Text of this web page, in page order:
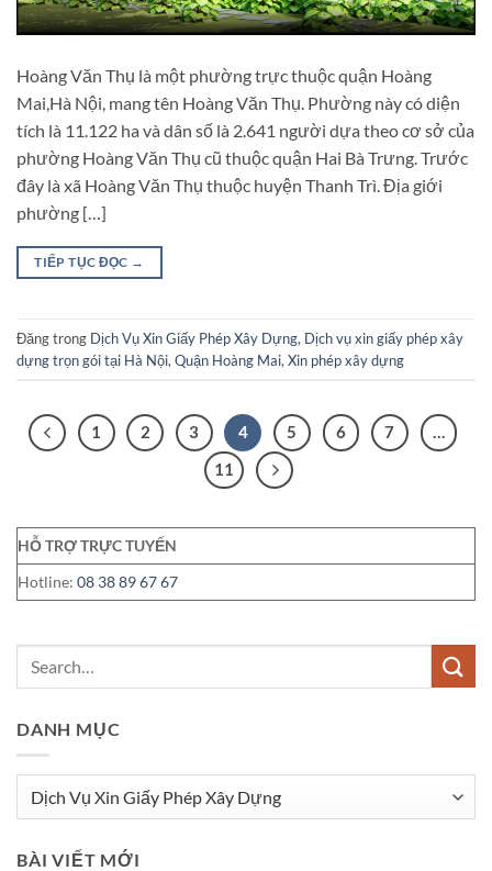
Hoàng Văn Thụ là một phường trực thuộc quận Hoàng
Mai,Hà Nội, mang tên Hoàng Văn Thụ. Phường này có diện
tích là 11.122 ha và dân số là 2.641 người dựa theo cơ sở của
phường Hoàng Văn Thụ cũ thuộc quận Hai Bà Trưng. Trước
đây là xã Hoàng Văn Thụ thuộc huyện Thanh Trì. Địa giới
phường […]
TIẾP TỤC ĐỌC →
Đăng trong Dịch Vụ Xin Giấy Phép Xây Dựng, Dịch vụ xin giấy phép xây
dựng trọn gói tại Hà Nội, Quận Hoàng Mai, Xin phép xây dựng
1 2 3 4 5 6 7
…
11
HỖ TRỢ TRỰC TUYẾN
Hotline: 08 38 89 67 67
DANH MỤC
Danh
mục
BÀI VIẾT MỚI